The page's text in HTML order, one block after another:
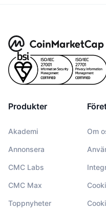
Produkter
Akademi
Annonsera
CMC Labs
CMC Max
Toppnyheter
Om